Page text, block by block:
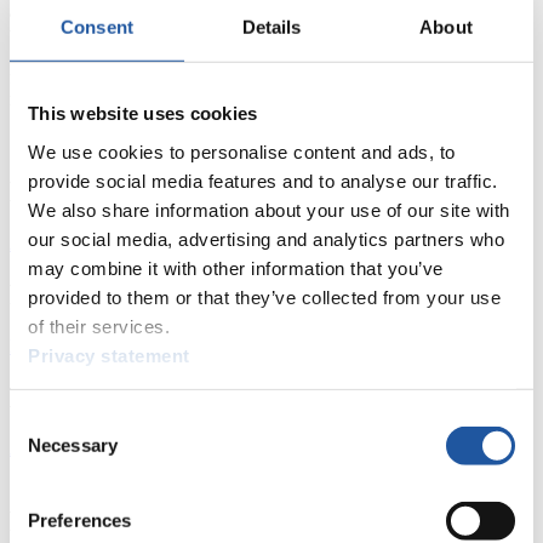
Consent Details About
This website uses cookies
We use cookies to personalise content and ads, to
provide social media features and to analyse our traffic.
We also share information about your use of our site with
our social media, advertising and analytics partners who
may combine it with other information that you’ve
provided to them or that they’ve collected from your use
of their services.
Privacy statement
Selection
Necessary
Preferences
und mir war klar dass ich mich im Ergebnis verbessern werde.
Allerdings war ich eher von Rang 4 oder 5 ausgegangen. Platz 3
News
AlleAllgemeinKunstbahn RodelnAlpin Rodeln
Rennkalender
Kunstbahn Rodeln Alpin Rodeln
Ergebnisse
AktuellGesamtstände
FIL LIVE TV